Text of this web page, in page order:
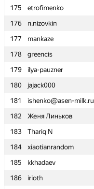
175
etrofimenko
176
n.nizovkin
177
mankaze
178
greencis
179
ilya-pauzner
180
jajack000
181
ishenko@asen-milk.ru
182
Женя Линьков
183
Thariq N
184
xiaotianrandom
185
kkhadaev
186
irioth
175
etrofimenko
176
n.nizovkin
177
mankaze
178
greencis
179
ilya-pauzner
180
jajack000
181
ishenko@asen-milk.ru
182
Женя Линьков
183
Thariq N
184
xiaotianrandom
185
kkhadaev
186
irioth